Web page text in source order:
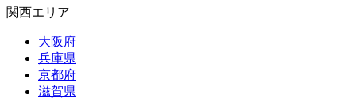
関西エリア
大阪府
兵庫県
京都府
滋賀県